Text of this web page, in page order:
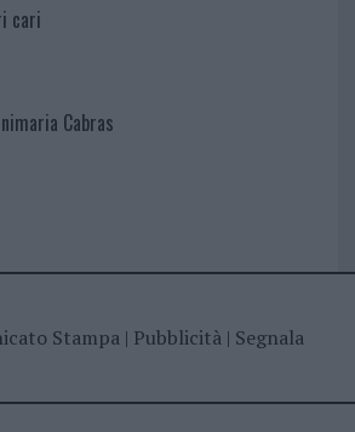
cari
Cabras
Stampa| Pubblicità| Segnala